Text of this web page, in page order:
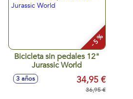
- 5 %
Bicicleta sin pedales 12"
Jurassic World
3 años 34,95 €
36,95 €